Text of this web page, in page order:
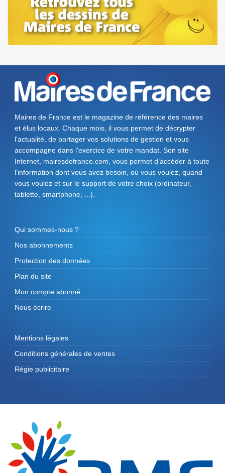
Maires de France est le magazine de référence des maires
et élus locaux. Chaque mois, il vous permet de décrypter
l'actualité, de partager vos solutions de gestion et vous
accompagne dans l'exercice de votre mandat. Son site
Internet, mairesdefrance.com, vous permet d’accéder à toute
l'information dont vous avez besoin, où vous voulez, quand
vous voulez et sur le support de votre choix (ordinateur,
tablette, smartphone, ...).
Qui sommes-nous ?
Nos abonnements
Protection des données
Plan du site
Mon compte abonné
Nous écrire
Mentions légales
Conditions générales de ventes
Régie publicitaire